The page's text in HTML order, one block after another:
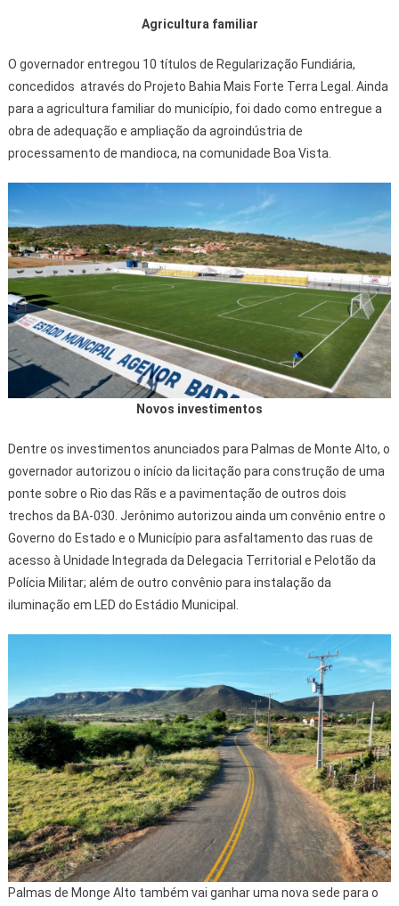
Agricultura familiar
O governador entregou 10 títulos de Regularização Fundiária,
concedidos através do Projeto Bahia Mais Forte Terra Legal. Ainda
para a agricultura familiar do município, foi dado como entregue a
obra de adequação e ampliação da agroindústria de
processamento de mandioca, na comunidade Boa Vista.
Novos investimentos
Dentre os investimentos anunciados para Palmas de Monte Alto, o
governador autorizou o início da licitação para construção de uma
ponte sobre o Rio das Rãs e a pavimentação de outros dois
trechos da BA-030. Jerônimo autorizou ainda um convênio entre o
Governo do Estado e o Município para asfaltamento das ruas de
acesso à Unidade Integrada da Delegacia Territorial e Pelotão da
Polícia Militar; além de outro convênio para instalação da
iluminação em LED do Estádio Municipal.
Palmas de Monge Alto também vai ganhar uma nova sede para o